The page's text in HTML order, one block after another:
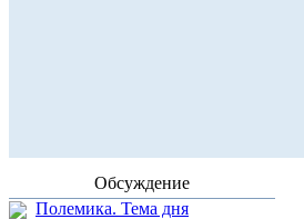
Обсуждение
Полемика. Тема дня